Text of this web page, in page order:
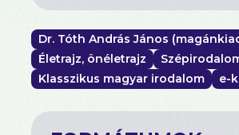
Dr. Tóth András János
Életrajz, önéletrajz
Klasszikus magyar irodalom
e-